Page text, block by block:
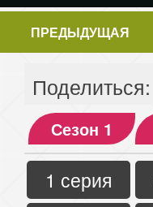
ПРЕДЫДУЩАЯ
Поделиться:
Сезон 1
1 серия